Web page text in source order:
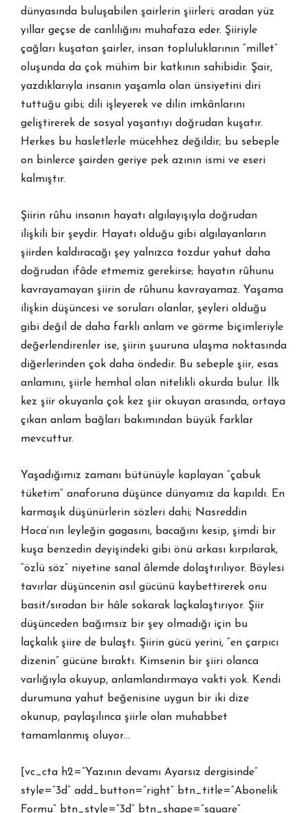
dünyasında buluşabilen şairlerin şiirleri; aradan yüz
yıllar geçse de canlılığını muhafaza eder. Şiiriyle
çağları kuşatan şairler, insan topluluklarının “millet”
oluşunda da çok mühim bir katkının sahibidir. Şair,
yazdıklarıyla insanın yaşamla olan ünsiyetini diri
tuttuğu gibi; dili işleyerek ve dilin imkânlarını
geliştirerek de sosyal yaşantıyı doğrudan kuşatır.
Herkes bu hasletlerle mücehhez değildir; bu sebeple
on binlerce şairden geriye pek azının ismi ve eseri
kalmıştır.
Şiirin rûhu insanın hayatı algılayışıyla doğrudan
ilişkili bir şeydir. Hayatı olduğu gibi algılayanların
şiirden kaldıracağı şey yalnızca tozdur yahut daha
doğrudan ifâde etmemiz gerekirse; hayatın rûhunu
kavrayamayan şiirin de rûhunu kavrayamaz. Yaşama
ilişkin düşüncesi ve soruları olanlar, şeyleri olduğu
gibi değil de daha farklı anlam ve görme biçimleriyle
değerlendirenler ise, şiirin şuuruna ulaşma noktasında
diğerlerinden çok daha öndedir. Bu sebeple şiir, esas
anlamını, şiirle hemhal olan nitelikli okurda bulur. İlk
kez şiir okuyanla çok kez şiir okuyan arasında, ortaya
çıkan anlam bağları bakımından büyük farklar
mevcuttur.
Yaşadığımız zamanı bütünüyle kaplayan “çabuk
tüketim” anaforuna düşünce dünyamız da kapıldı. En
karmaşık düşünürlerin sözleri dahi; Nasreddin
Hoca’nın leyleğin gagasını, bacağını kesip, şimdi bir
kuşa benzedin deyişindeki gibi önü arkası kırpılarak,
“özlü söz” niyetine sanal âlemde dolaştırılıyor. Böylesi
tavırlar düşüncenin asıl gücünü kaybettirerek onu
basit/sıradan bir hâle sokarak laçkalaştırıyor. Şiir
düşünceden bağımsız bir şey olmadığı için bu
laçkalık şiire de bulaştı. Şiirin gücü yerini, “en çarpıcı
dizenin” gücüne bıraktı. Kimsenin bir şiiri olanca
varlığıyla okuyup, anlamlandırmaya vakti yok. Kendi
durumuna yahut beğenisine uygun bir iki dize
okunup, paylaşılınca şiirle olan muhabbet
tamamlanmış oluyor…
[vc_cta h2=”Yazının devamı Ayarsız dergisinde”
style=”3d” add_button=”right” btn_title=”Abonelik
Formu” btn_style=”3d” btn_shape=”square”